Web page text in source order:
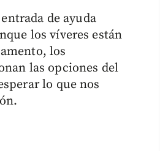
de ayuda
los víveres están
los
las opciones del
lo que nos